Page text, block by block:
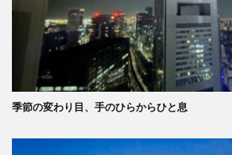
季節の変わり目、手のひらからひと息